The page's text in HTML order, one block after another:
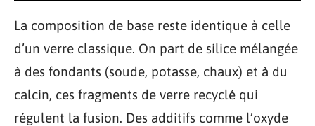
La composition de base reste identique à celle
d’un verre classique. On part de silice mélangée
à des fondants (soude, potasse, chaux) et à du
calcin, ces fragments de verre recyclé qui
régulent la fusion. Des additifs comme l’oxyde